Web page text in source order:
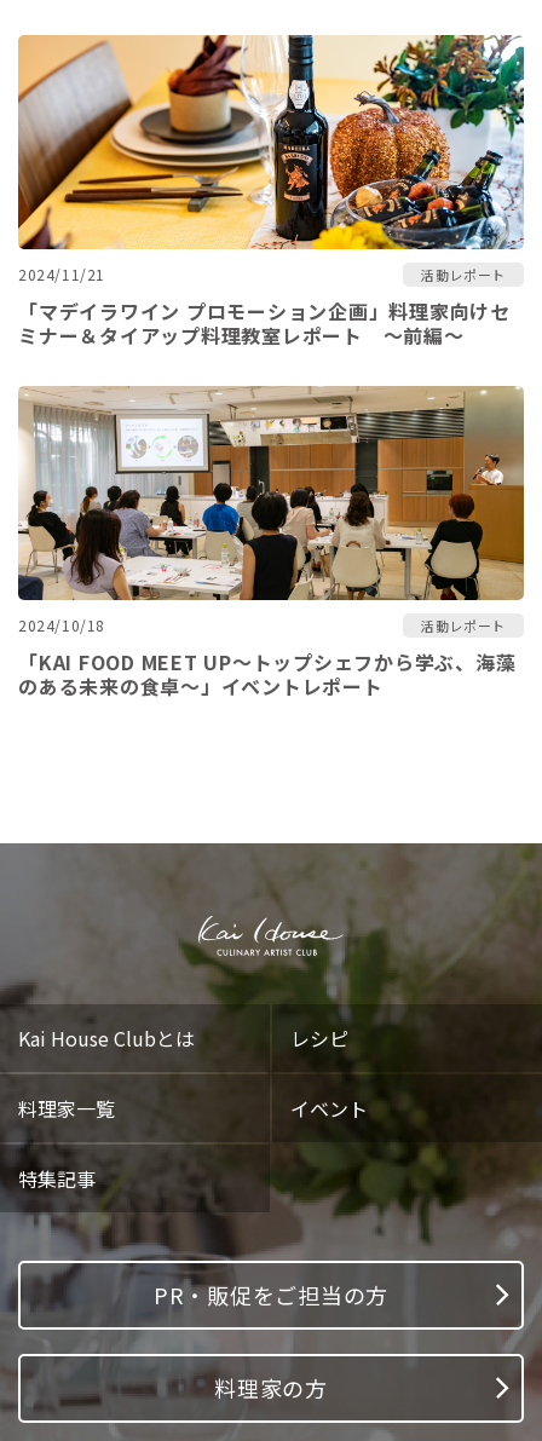
2024/11/21 活動レポート
「マデイラワイン プロモーション企画」料理家向けセ
ミナー＆タイアップ料理教室レポート ～前編～
2024/10/18 活動レポート
「KAI FOOD MEET UP～トップシェフから学ぶ、海藻
のある未来の食卓～」イベントレポート
Kai House Clubとは レシピ
料理家一覧 イベント
特集記事
PR・販促をご担当の方
料理家の方